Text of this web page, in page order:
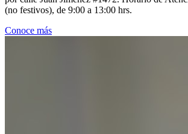
(no festivos), de 9:00 a 13:00 hrs.
Conoce más